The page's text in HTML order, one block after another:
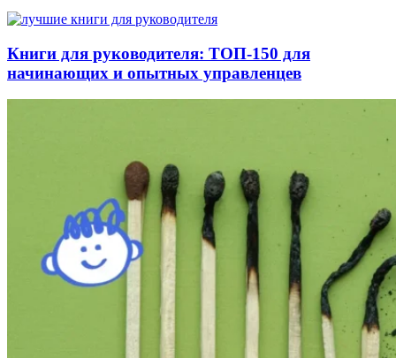
Книги для руководителя: ТОП-150 для
начинающих и опытных управленцев